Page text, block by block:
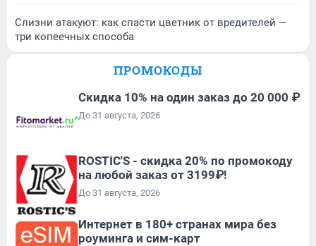
Слизни атакуют: как спасти цветник от вредителей —
три копеечных способа
ПРОМОКОДЫ
Скидка 10% на один заказ до 20 000 ₽
До 31 августа, 2026
ROSTIC'S - скидка 20% по промокоду
на любой заказ от 3199₽!
До 31 августа, 2026
Интернет в 180+ странах мира без
роуминга и сим-карт